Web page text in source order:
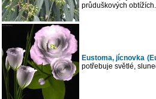
průduškových obtížích.
Eustoma, jícnovka
potřebuje světlé,